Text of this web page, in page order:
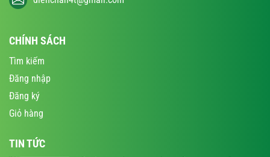
CHÍNH SÁCH
Tìm kiếm
Đăng nhập
Đăng ký
Giỏ hàng
TIN TỨC